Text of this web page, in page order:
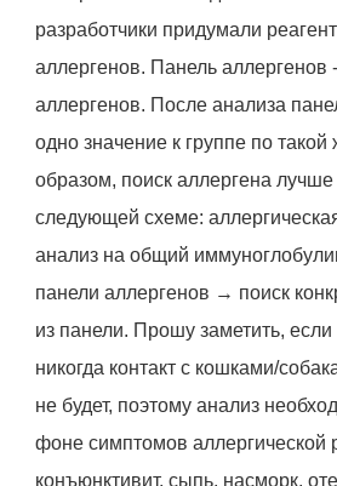
разработчики придумали
аллергенов. Панель аллергенов
аллергенов. После анализа
одно значение к группе по
образом, поиск аллергена
следующей схеме:
анализ на общий
панели аллергенов → поиск
из панели. Прошу заметить,
никогда контакт с кошками/
не будет, поэтому анализ
фоне симптомов аллергической
конъюнктивит, сыпь, насморк,